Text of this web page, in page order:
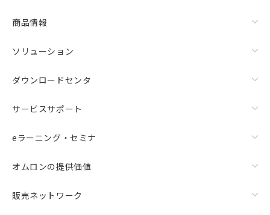
商品情報
ソリューション
ダウンロードセンタ
サービスサポート
eラーニング・セミナ
オムロンの提供価値
販売ネットワーク